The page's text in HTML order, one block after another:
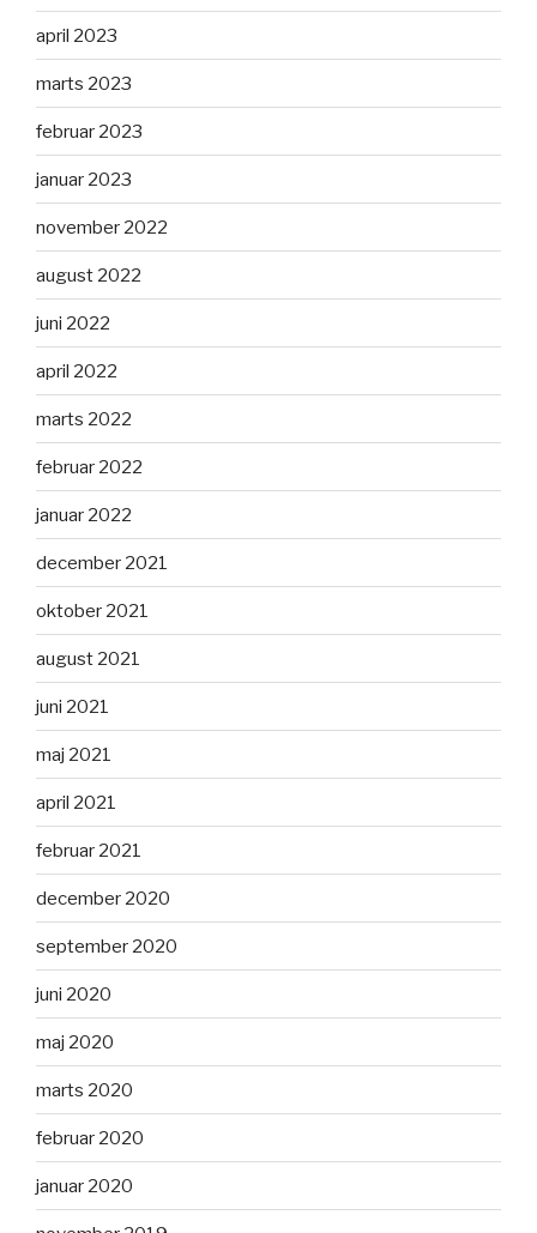
april 2023
marts 2023
februar 2023
januar 2023
november 2022
august 2022
juni 2022
april 2022
marts 2022
februar 2022
januar 2022
december 2021
oktober 2021
august 2021
juni 2021
maj 2021
april 2021
februar 2021
december 2020
september 2020
juni 2020
maj 2020
marts 2020
februar 2020
januar 2020